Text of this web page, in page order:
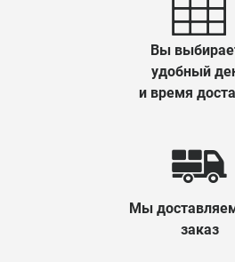
Вы
удобный
и время
Мы
заказ